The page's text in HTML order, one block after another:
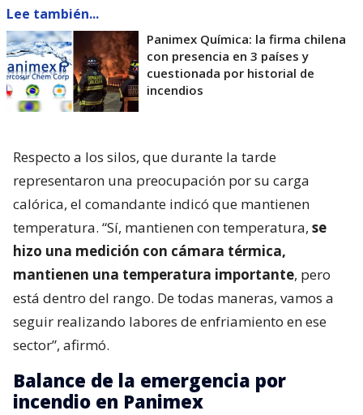
Lee también...
Panimex Química: la firma chilena
con presencia en 3 países y
cuestionada por historial de
incendios
Respecto a los silos, que durante la tarde
representaron una preocupación por su carga
calórica, el comandante indicó que mantienen
temperatura. “Sí, mantienen con temperatura, se
hizo una medición con cámara térmica,
mantienen una temperatura importante, pero
está dentro del rango. De todas maneras, vamos a
seguir realizando labores de enfriamiento en ese
sector”, afirmó.
Balance de la emergencia por
incendio en Panimex